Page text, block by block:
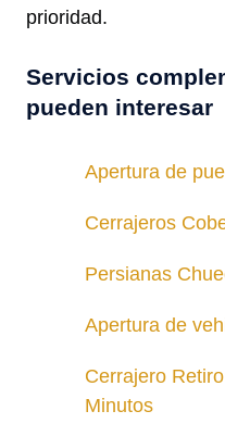
prioridad.
Servicios
pueden interesar
Apertura de
Cerrajeros
Persianas
Apertura de
Cerrajero
Minutos